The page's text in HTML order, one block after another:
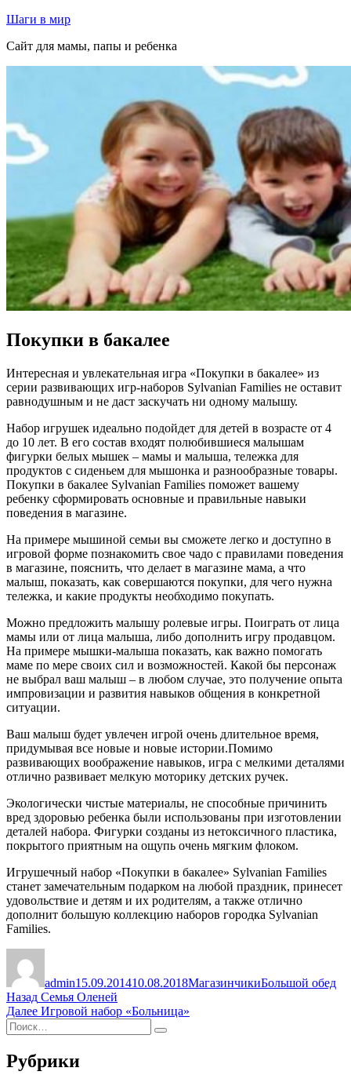
Перейти
содержимому
Шаги в мир
Сайт для мамы, папы и ребенка
Покупки в бакалее
Интересная и увлекательная игра «Покупки в бакалее» из
серии развивающих игр-наборов Sylvanian Families не оставит
равнодушным и не даст заскучать ни одному малышу.
Набор игрушек идеально подойдет для детей в возрасте от 4
до 10 лет. В его состав входят полюбившиеся малышам
фигурки белых мышек – мамы и малыша, тележка для
продуктов с сиденьем для мышонка и разнообразные товары.
Покупки в бакалее Sylvanian Families поможет вашему
ребенку сформировать основные и правильные навыки
поведения в магазине.
На примере мышиной семьи вы сможете легко и доступно в
игровой форме познакомить свое чадо с правилами поведения
в магазине, пояснить, что делает в магазине мама, а что
малыш, показать, как совершаются покупки, для чего нужна
тележка, и какие продукты необходимо покупать.
Можно предложить малышу ролевые игры. Поиграть от лица
мамы или от лица малыша, либо дополнить игру продавцом.
На примере мышки-малыша показать, как важно помогать
маме по мере своих сил и возможностей. Какой бы персонаж
не выбрал ваш малыш – в любом случае, это получение опыта
импровизации и развития навыков общения в конкретной
ситуации.
Ваш малыш будет увлечен игрой очень длительное время,
придумывая все новые и новые истории.Помимо
развивающих воображение навыков, игра с мелкими деталями
отлично развивает мелкую моторику детских ручек.
Экологически чистые материалы, не способные причинить
вред здоровью ребенка были использованы при изготовлении
деталей набора. Фигурки созданы из нетоксичного пластика,
покрытого приятным на ощупь очень мягким флоком.
Игрушечный набор «Покупки в бакалее» Sylvanian Families
станет замечательным подарком на любой праздник, принесет
удовольствие и детям и их родителям, а также отлично
дополнит большую коллекцию наборов городка Sylvanian
Families.
admin15.09.201410.08.2018МагазинчикиБольшой обед
Навигация
по
записям
Назад Предыдущая
запись:
Семья Оленей
Далее Следующая
Игровой набор «Больница»
Искать:
Поиск
Рубрики